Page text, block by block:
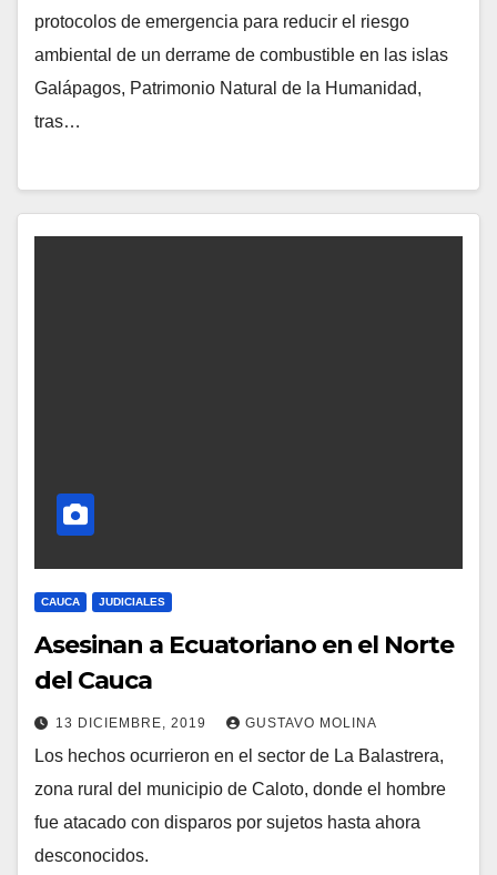
protocolos de emergencia para reducir el riesgo
ambiental de un derrame de combustible en las islas
Galápagos, Patrimonio Natural de la Humanidad,
tras…
CAUCA JUDICIALES
Asesinan a Ecuatoriano en el Norte
del Cauca
13 DICIEMBRE, 2019 GUSTAVO MOLINA
Los hechos ocurrieron en el sector de La Balastrera,
zona rural del municipio de Caloto, donde el hombre
fue atacado con disparos por sujetos hasta ahora
desconocidos.